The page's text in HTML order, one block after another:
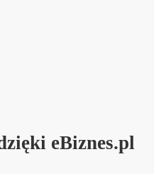
eBiznes.pl